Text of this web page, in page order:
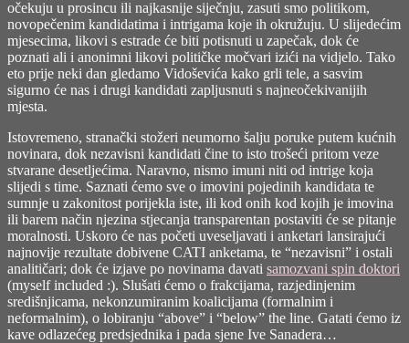
očekuju u prosincu ili najkasnije siječnju, zasuti smo politikom,
novopečenim kandidatima i intrigama koje ih okružuju. U slijedećim
mjesecima, likovi s estrade će biti potisnuti u zapečak, dok će
poznati ali i anonimni likovi političke močvari izići na vidjelo. Tako
eto prije neki dan gledamo Vidoševića kako grli tele, a sasvim
sigurno će nas i drugi kandidati zapljusnuti s najneočekivanijih
mjesta.
Istovremeno, stranački stožeri neumorno šalju poruke putem kućnih
novinara, dok nezavisni kandidati čine to isto trošeći pritom veze
stvarane desetljećima. Naravno, nismo imuni niti od intrige koja
slijedi s time. Saznati ćemo sve o imovini pojedinih kandidata te
sumnje u zakonitost porijekla iste, ili kod onih kod kojih je imovina
ili barem način njezina stjecanja transparentan postaviti će se pitanje
moralnosti. Uskoro će nas početi uveseljavati i anketari lansirajući
najnovije rezultate dobivene CATI anketama, te “nezavisni” i ostali
analitičari; dok će izjave po novinama davati samozvani spin doktori
(myself included :). Slušati ćemo o frakcijama, razjedinjenim
središnjicama, nekonzumiranim koalicijama (formalnim i
neformalnim), o lobiranju “above” i “below” the line. Gatati ćemo iz
kave odlazećeg predsjednika i pada sjene Ive Sanadera…